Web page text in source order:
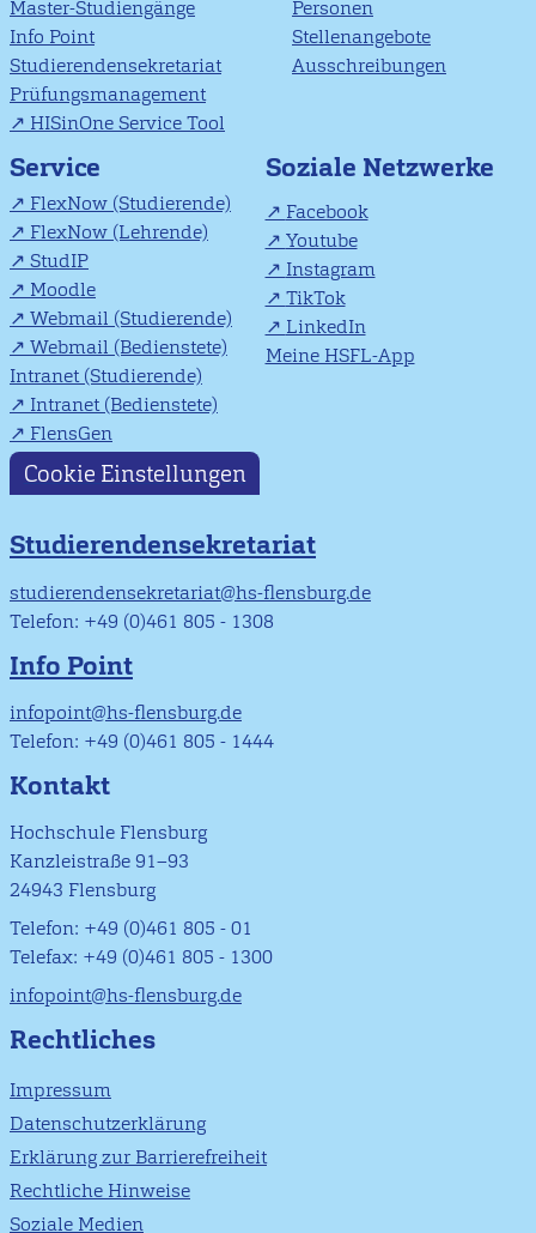
Master-Studiengänge
Info Point
Studierendensekretariat
Prüfungsmanagement
HISinOne Service Tool
Personen
Stellenangebote
Ausschreibungen
Service
FlexNow (Studierende)
FlexNow (Lehrende)
StudIP
Moodle
Webmail (Studierende)
Webmail (Bedienstete)
Intranet (Studierende)
Intranet (Bedienstete)
FlensGen
Soziale Netzwerke
Facebook
Youtube
Instagram
TikTok
LinkedIn
Meine HSFL-App
Cookie Einstellungen
Studierendensekretariat
studierendensekretariat@hs-flensburg.de
Telefon: +49 (0)461 805 - 1308
Info Point
infopoint@hs-flensburg.de
Telefon: +49 (0)461 805 - 1444
Kontakt
Hochschule Flensburg
Kanzleistraße 91–93
24943 Flensburg
Telefon: +49 (0)461 805 - 01
Telefax: +49 (0)461 805 - 1300
infopoint@hs-flensburg.de
Rechtliches
Impressum
Datenschutzerklärung
Erklärung zur Barrierefreiheit
Rechtliche Hinweise
Soziale Medien